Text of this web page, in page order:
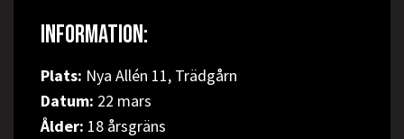
INFORMATION:
Plats: Nya Allén 11, Trädgårn
Datum: 22 mars
Ålder: 18 årsgräns